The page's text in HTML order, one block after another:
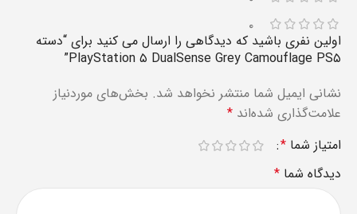
۰
اولین نفری باشید که دیدگاهی را ارسال می کنید برای “دسته
PlayStation ۵ DualSense Grey Camouflage PS۵”
نشانی ایمیل شما منتشر نخواهد شد. بخش‌های موردنیاز
علامت‌گذاری شده‌اند *
امتیاز شما *
دیدگاه شما *